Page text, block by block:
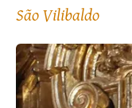
São Vilibaldo